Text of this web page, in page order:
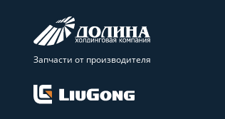
Запчасти от производителя